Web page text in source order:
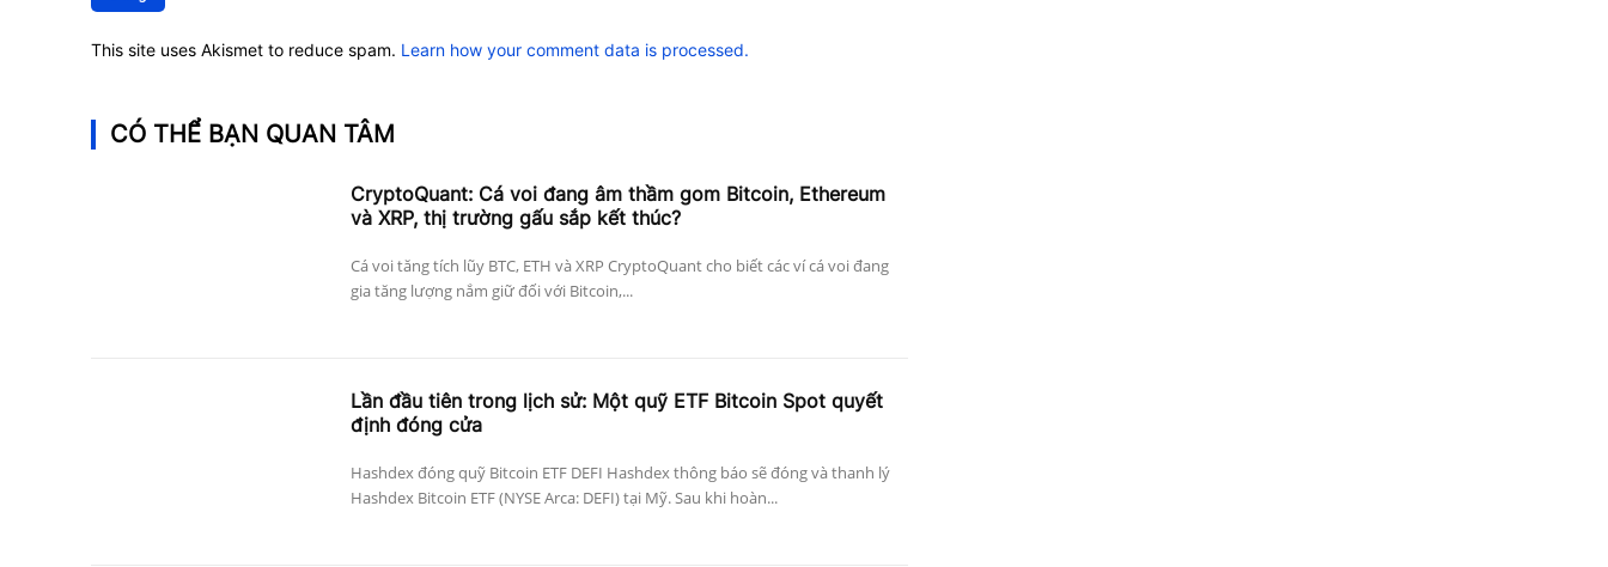
This site uses Akismet to reduce spam. Learn how your comment data is processed.
CÓ THỂ BẠN QUAN TÂM
CryptoQuant: Cá voi đang âm thầm gom Bitcoin, Ethereum
và XRP, thị trường gấu sắp kết thúc?
Cá voi tăng tích lũy BTC, ETH và XRP CryptoQuant cho biết các ví cá voi đang
gia tăng lượng nắm giữ đối với Bitcoin,...
Lần đầu tiên trong lịch sử: Một quỹ ETF Bitcoin Spot quyết
định đóng cửa
Hashdex đóng quỹ Bitcoin ETF DEFI Hashdex thông báo sẽ đóng và thanh lý
Hashdex Bitcoin ETF (NYSE Arca: DEFI) tại Mỹ. Sau khi hoàn...